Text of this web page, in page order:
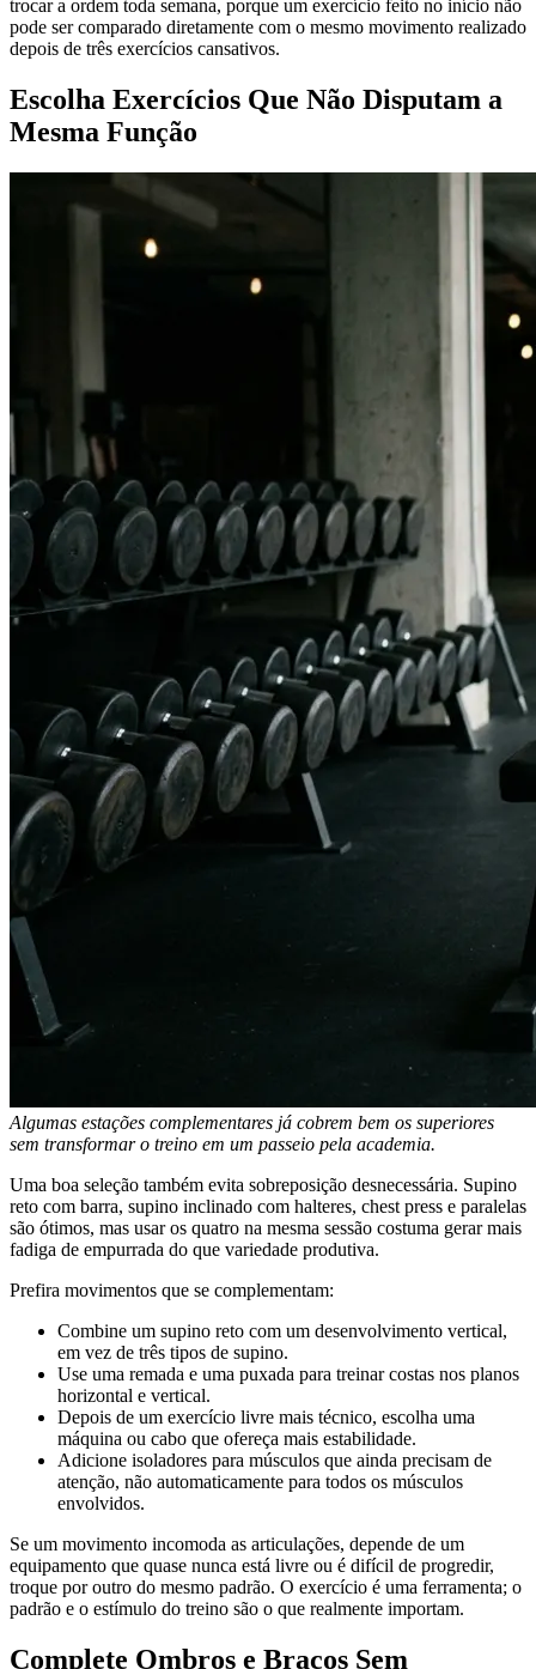
trocar a ordem toda semana, porque um exercício feito no início não
pode ser comparado diretamente com o mesmo movimento realizado
depois de três exercícios cansativos.
Escolha Exercícios Que Não Disputam a
Mesma Função
Algumas estações complementares já cobrem bem os superiores
sem transformar o treino em um passeio pela academia.
Uma boa seleção também evita sobreposição desnecessária. Supino
reto com barra, supino inclinado com halteres, chest press e paralelas
são ótimos, mas usar os quatro na mesma sessão costuma gerar mais
fadiga de empurrada do que variedade produtiva.
Prefira movimentos que se complementam:
Combine um supino reto com um desenvolvimento vertical,
em vez de três tipos de supino.
Use uma remada e uma puxada para treinar costas nos planos
horizontal e vertical.
Depois de um exercício livre mais técnico, escolha uma
máquina ou cabo que ofereça mais estabilidade.
Adicione isoladores para músculos que ainda precisam de
atenção, não automaticamente para todos os músculos
envolvidos.
Se um movimento incomoda as articulações, depende de um
equipamento que quase nunca está livre ou é difícil de progredir,
troque por outro do mesmo padrão. O exercício é uma ferramenta; o
padrão e o estímulo do treino são o que realmente importam.
Complete Ombros e Braços Sem